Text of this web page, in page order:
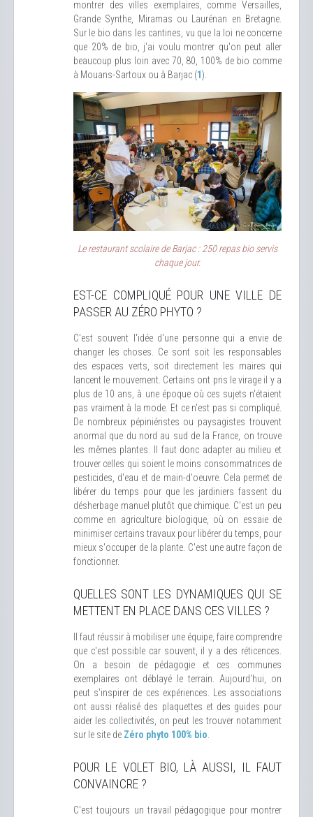
montrer des villes exemplaires, comme Versailles,
Grande Synthe, Miramas ou Laurénan en Bretagne.
Sur le bio dans les cantines, vu que la loi ne concerne
que 20% de bio, j'ai voulu montrer qu'on peut aller
beaucoup plus loin avec 70, 80, 100% de bio comme
à Mouans-Sartoux ou à Barjac (1).
Le restaurant scolaire de Barjac : 250 repas bio servis
chaque jour.
EST-CE COMPLIQUÉ POUR UNE VILLE DE
PASSER AU ZÉRO PHYTO ?
C'est souvent l'idée d'une personne qui a envie de
changer les choses. Ce sont soit les responsables
des espaces verts, soit directement les maires qui
lancent le mouvement. Certains ont pris le virage il y a
plus de 10 ans, à une époque où ces sujets n'étaient
pas vraiment à la mode. Et ce n'est pas si compliqué.
De nombreux pépiniéristes ou paysagistes trouvent
anormal que du nord au sud de la France, on trouve
les mêmes plantes. Il faut donc adapter au milieu et
trouver celles qui soient le moins consommatrices de
pesticides, d'eau et de main-d'oeuvre. Cela permet de
libérer du temps pour que les jardiniers fassent du
désherbage manuel plutôt que chimique. C'est un peu
comme en agriculture biologique, où on essaie de
minimiser certains travaux pour libérer du temps, pour
mieux s'occuper de la plante. C'est une autre façon de
fonctionner.
QUELLES SONT LES DYNAMIQUES QUI SE
METTENT EN PLACE DANS CES VILLES ?
Il faut réussir à mobiliser une équipe, faire comprendre
que c'est possible car souvent, il y a des réticences.
On a besoin de pédagogie et ces communes
exemplaires ont déblayé le terrain. Aujourd'hui, on
peut s'inspirer de ces expériences. Les associations
ont aussi réalisé des plaquettes et des guides pour
aider les collectivités, on peut les trouver notamment
sur le site de Zéro phyto 100% bio
POUR LE VOLET BIO, LÀ AUSSI, IL FAUT
CONVAINCRE ?
C'est toujours un travail pédagogique pour montrer